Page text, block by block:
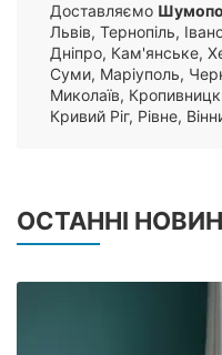
Доставляємо
Львів, Тернопіль,
Дніпро, Кам'янське,
Суми, Маріуполь,
Миколаїв,
Кривий Ріг, Рівне,
ОСТАННІ